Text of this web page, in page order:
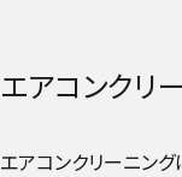
エアコンクリ
エアコンクリーニン